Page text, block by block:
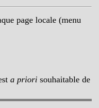
page locale (menu
a priorisouhaitable de